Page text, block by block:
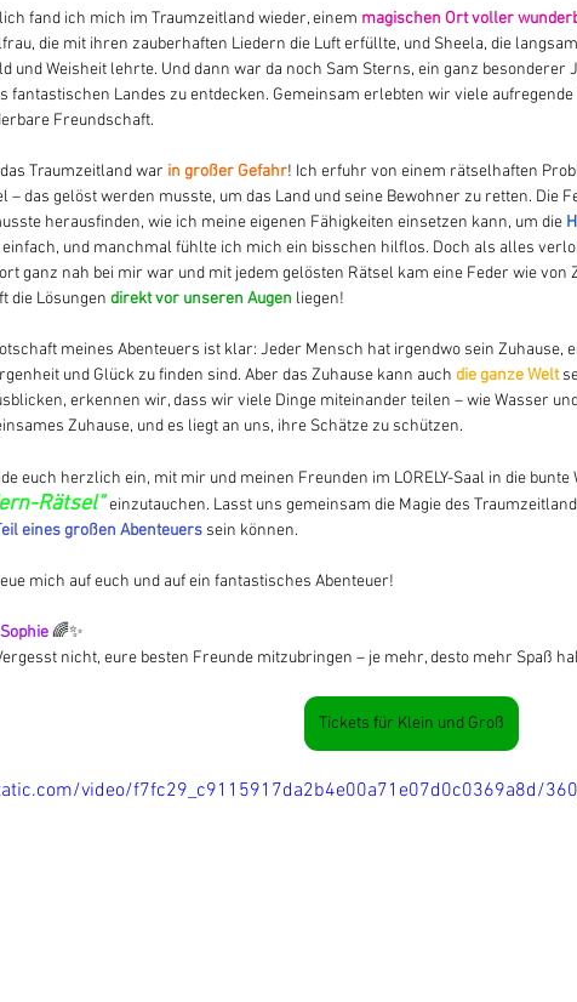
fand ich mich im Traumzeitland wieder, einem magischen Ort voller
die mit ihren zauberhaften Liedern die Luft erfüllte, und Sheela, die
und Weisheit lehrte. Und dann war da noch Sam Sterns, ein ganz besonderer
fantastischen Landes zu entdecken. Gemeinsam erlebten wir viele
Freundschaft.
Traumzeitland war in großer Gefahr! Ich erfuhr von einem rätselhaften
– das gelöst werden musste, um das Land und seine Bewohner zu retten. Die
herausfinden, wie ich meine eigenen Fähigkeiten einsetzen kann, um die
und manchmal fühlte ich mich ein bisschen hilflos. Doch als alles
ganz nah bei mir war und mit jedem gelösten Rätsel kam eine Feder wie von
die Lösungen direkt vor unseren Augen liegen!
meines Abenteuers ist klar: Jeder Mensch hat irgendwo sein Zuhause,
und Glück zu finden sind. Aber das Zuhause kann auch die ganze Welt
erkennen wir, dass wir viele Dinge miteinander teilen – wie Wasser
Zuhause, und es liegt an uns, ihre Schätze zu schützen.
euch herzlich ein, mit mir und meinen Freunden im LORELY-Saal in die bunte
Rätsel" einzutauchen. Lasst uns gemeinsam die Magie des
eines großen Abenteuers sein können.
mich auf euch und auf ein fantastisches Abenteuer!
🌈✨
nicht, eure besten Freunde mitzubringen – je mehr, desto mehr Spaß
Tickets für Klein und Groß
video/f7fc29_c9115917da2b4e00a71e07d0c0369a8d/